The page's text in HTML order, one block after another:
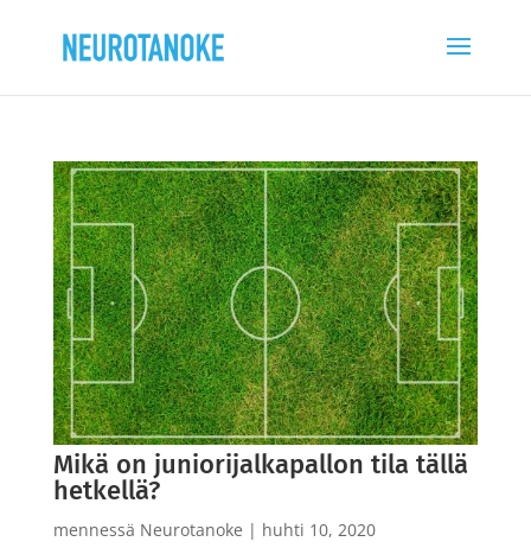
Mikä on juniorijalkapallon tila tällä
hetkellä?
mennessä Neurotanoke | huhti 10, 2020